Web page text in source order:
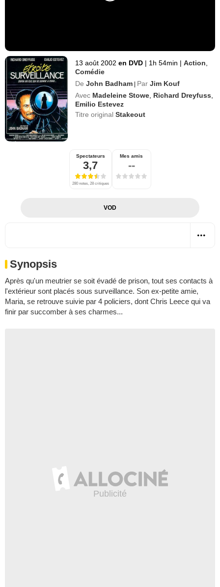
13 août 2002 en DVD | 1h 54min | Action
Comédie
De John Badham | Par Jim Kouf
Avec Madeleine Stowe Richard Dreyfuss
Emilio Estevez
Titre originalStakeout
Spectateurs
3,7
280 notes, 28 critiques
Mes amis
--
VOD
Synopsis
Après qu'un meutrier se soit évadé de prison, tout ses contacts à
l'extérieur sont placés sous surveillance. Son ex-petite amie,
Maria, se retrouve suivie par 4 policiers, dont Chris Leece qui va
finir par succomber à ses charmes...